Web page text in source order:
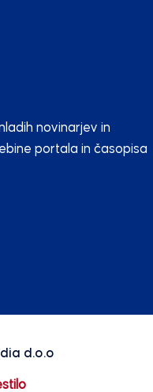
novinarjev in
portala in časopisa
d.o.o